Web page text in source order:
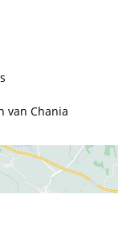
van Chania